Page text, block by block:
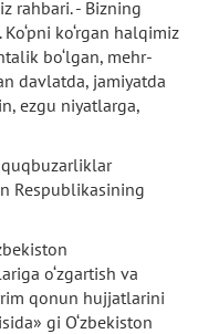
rahbari. - Bizning
ko‘rgan halqimiz
bo‘lgan, mehr-
davlatda, jamiyatda
ezgu niyatlarga,
Respublikasining
o‘zgartish va
qonun hujjatlarini
gi O‘zbekiston